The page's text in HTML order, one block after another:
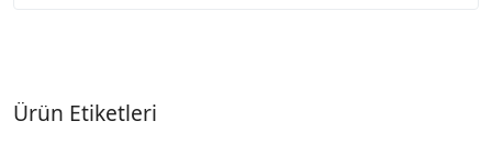
Ürün Etiketleri